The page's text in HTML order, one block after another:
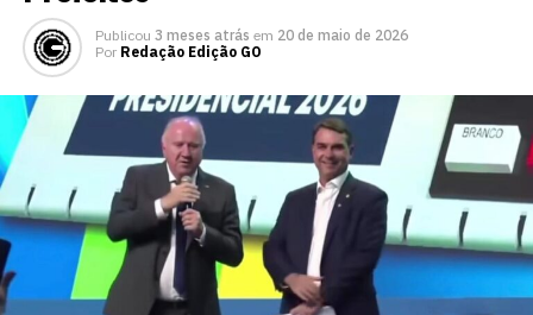
Publicou 3 meses atrás em 20 de maio de 2026
Por Redação Edição GO